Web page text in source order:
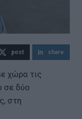
post share
χώρα τις
σε δύο
στη